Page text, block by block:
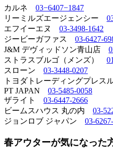
カルネ 03−6407−1847
リーミルズエージェンシー
エフイーエヌ 03-3498-1642
ジービーガファス 03-6427-
J&M デヴィッドソン青山店
ストラスブルゴ（メンズ）
スローン 03-3448-0207
トヨダトレーディングプレス
PT JAPAN 03-5485-0058
ザライト 03-6447-2666
ビームスハウス 丸の内 03-
ジョンロブ ジャパン 03-
春アウターが気になった